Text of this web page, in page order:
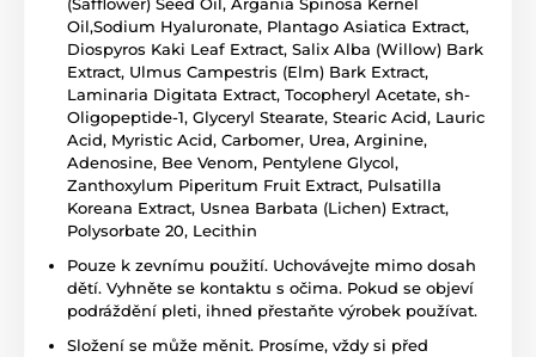
Oil,Sodium Hyaluronate, Plantago Asiatica Extract,
Diospyros Kaki Leaf Extract, Salix Alba (Willow) Bark
Extract, Ulmus Campestris (Elm) Bark Extract,
Laminaria Digitata Extract, Tocopheryl Acetate, sh-
Oligopeptide-1, Glyceryl Stearate, Stearic Acid, Lauric
Acid, Myristic Acid, Carbomer, Urea, Arginine,
Adenosine, Bee Venom, Pentylene Glycol,
Zanthoxylum Piperitum Fruit Extract, Pulsatilla
Koreana Extract, Usnea Barbata (Lichen) Extract,
Polysorbate 20, Lecithin
Pouze k zevnímu použití. Uchovávejte mimo dosah
dětí. Vyhněte se kontaktu s očima. Pokud se objeví
podráždění pleti, ihned přestaňte výrobek používat.
Složení se může měnit. Prosíme, vždy si před